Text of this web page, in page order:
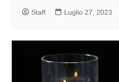
Staff Luglio 27, 2023